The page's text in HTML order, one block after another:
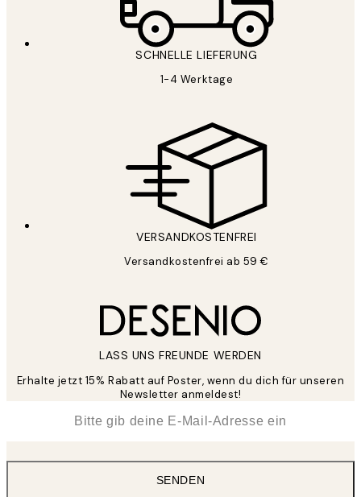
SCHNELLE LIEFERUNG
1-4 Werktage
VERSANDKOSTENFREI
Versandkostenfrei ab 59 €
LASS UNS FREUNDE WERDEN
Erhalte jetzt 15% Rabatt auf Poster, wenn du dich für unseren
Newsletter anmeldest!
SENDEN